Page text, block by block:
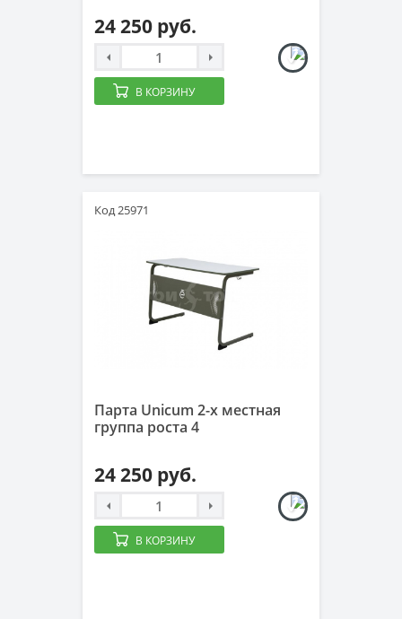
24 250 руб.
В КОРЗИНУ
Код 25971
Парта Unicum 2-х местная
группа роста 4
24 250 руб.
В КОРЗИНУ